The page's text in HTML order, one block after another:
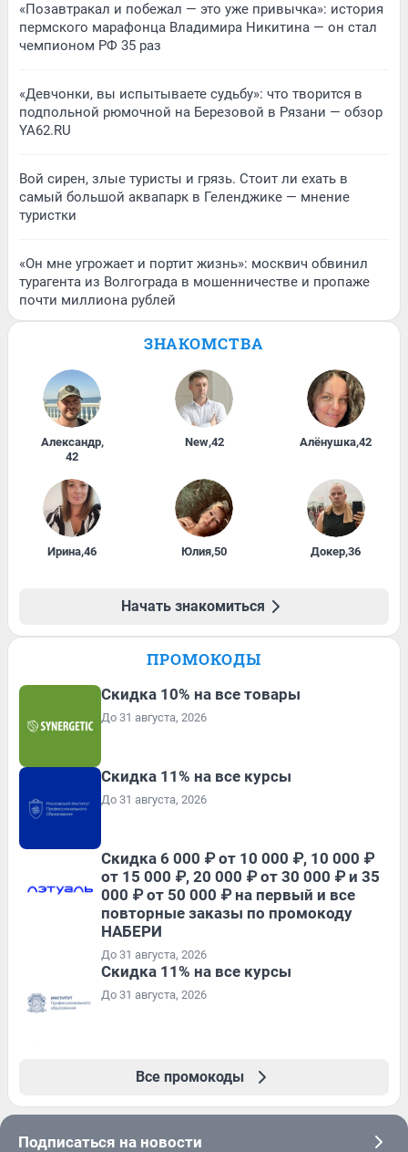
«Позавтракал и побежал — это уже привычка»: история
пермского марафонца Владимира Никитина — он стал
чемпионом РФ 35 раз
«Девчонки, вы испытываете судьбу»: что творится в
подпольной рюмочной на Березовой в Рязани — обзор
YA62.RU
Вой сирен, злые туристы и грязь. Стоит ли ехать в
самый большой аквапарк в Геленджике — мнение
туристки
«Он мне угрожает и портит жизнь»: москвич обвинил
турагента из Волгограда в мошенничестве и пропаже
почти миллиона рублей
ЗНАКОМСТВА
Александр,
42
New,42 Алёнушка,42
Ирина,46 Юлия,50 Докер,36
Начать знакомиться
ПРОМОКОДЫ
Скидка 10% на все товары
До 31 августа, 2026
Скидка 11% на все курсы
До 31 августа, 2026
Скидка 6 000 ₽ от 10 000 ₽, 10 000 ₽
от 15 000 ₽, 20 000 ₽ от 30 000 ₽ и 35
000 ₽ от 50 000 ₽ на первый и все
повторные заказы по промокоду
НАБЕРИ
До 31 августа, 2026
Скидка 11% на все курсы
До 31 августа, 2026
Все промокоды
Подписаться на новости